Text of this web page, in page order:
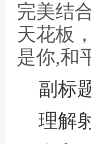
完美结
天花板
是你,和
副标
理解